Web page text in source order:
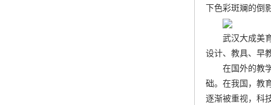
下色彩斑斓的倒
武汉大成美
设计、教具、早
在国外的教
础。在我国，教
逐渐被重视，科